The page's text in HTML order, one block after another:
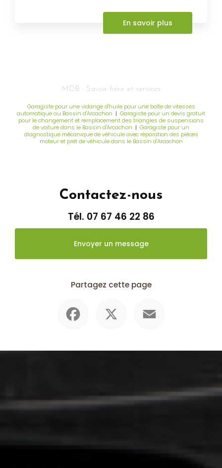
En savoir plus
MDB : Savoir-faire et services
Garagiste pour une vidange d'huile pour une boîte de vitesses
automatique au Bassin d'Arcachon | Garagiste pour un devis gratuit
pour le changement et remplacement des triangles de suspensions
de voiture dans le Bassin d'Arcachon | Garagiste pour un
diagnostique mécanique de véhicule avec réparation des pièces
moteur et prêt de véhicule dans le Bassin d'Arcachon
Contactez-nous
Tél. 07 67 46 22 86
Envoyer un message
Partagez cette page